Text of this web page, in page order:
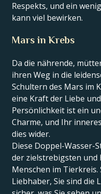
Respekts, und ein
kann viel bewirken.
Mars in Krebs
Da die nährende,
ihren Weg in die
Schultern des Mars im
eine Kraft der Liebe
Persönlichkeit ist ein
Charme, und Ihr
dies wider.
Diese Doppel-Wasser-
der zielstrebigsten und
Menschen im Tierkreis.
Liebhaber, Sie sind die